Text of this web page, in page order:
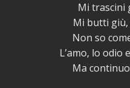
Mi trascini
Mi butti
Non so
L’amo, lo odio
Ma